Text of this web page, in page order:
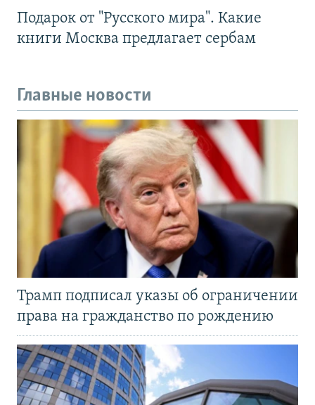
Подарок от "Русского мира". Какие
книги Москва предлагает сербам
Главные новости
Трамп подписал указы об ограничении
права на гражданство по рождению